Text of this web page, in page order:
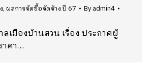
,ผลการจัดซื้อจัดจ้าง ปี 67 Byadmin4
เมืองบ้านสวน เรื่อง ประกาศผู้
าคา…